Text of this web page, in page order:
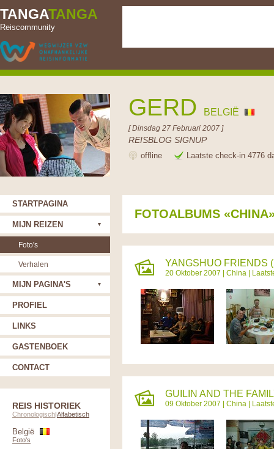
TANGATANGA
Reiscommunity
GERD BELGIË
[ Dinsdag 27 Februari 2007 ]
REISBLOG SIGNUP
offline Laatste check-in 4776
FOTOALBUMS
YANGSHUO FRIENDS
20 Oktober 2007 | China |
GUILIN AND THE
09 Oktober 2007 | China |
STARTPAGINA
MIJN REIZEN
Foto's
Verhalen
MIJN PAGINA'S
PROFIEL
LINKS
GASTENBOEK
CONTACT
REIS HISTORIEK
Chronologisch|Alfabetisch
België
Foto's